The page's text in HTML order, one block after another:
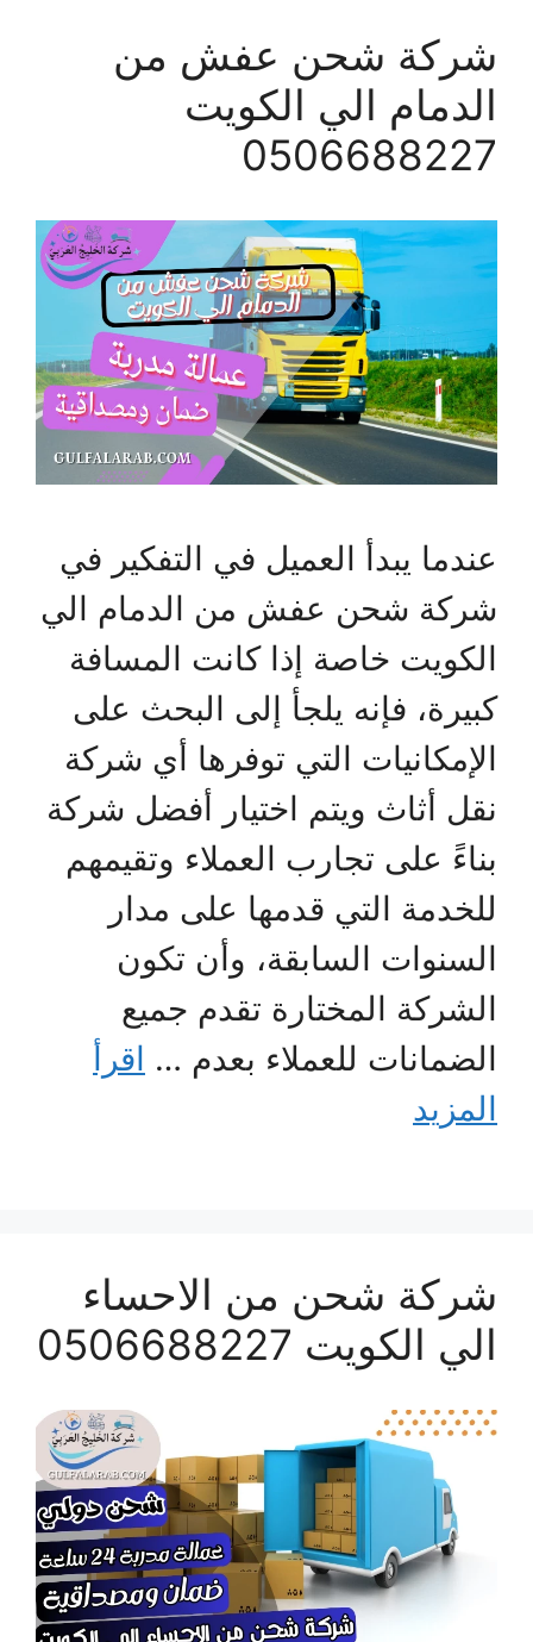
شركة شحن عفش من
الدمام الي الكويت
0506688227
عندما يبدأ العميل في التفكير في
شركة شحن عفش من الدمام الي
الكويت خاصة إذا كانت المسافة
كبيرة، فإنه يلجأ إلى البحث على
الإمكانيات التي توفرها أي شركة
نقل أثاث ويتم اختيار أفضل شركة
بناءً على تجارب العملاء وتقيمهم
للخدمة التي قدمها على مدار
السنوات السابقة، وأن تكون
الشركة المختارة تقدم جميع
الضمانات للعملاء بعدم … اقرأ
المزيد
شركة شحن من الاحساء
الي الكويت 0506688227